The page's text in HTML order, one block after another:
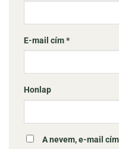
E-mail cím*
Honlap
A nevem, e-mail